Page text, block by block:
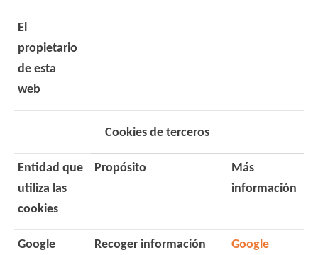
El
propietario
de esta
web
Cookies de terceros
Entidad que
utiliza las
cookies
Propósito
Más
información
Google
Recoger información
Google